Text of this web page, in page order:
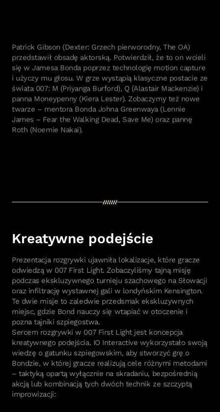
Patrick Gibson (Dexter: Grzech pierworodny, The OA)
przedstawił obsadę aktorską. Potwierdził, że to on wcieli
się w Jamesa Bonda poprzez technologię motion capture
i użyczy mu głosu. W grze wystąpią klasyczne postacie ze
świata 007: M (Priyanga Burford), Q (Alastair Mackenzie) i
panna Moneypenny (Kiera Lester). Zobaczymy też nowe
twarze – mentora Bonda Johna Greenwaya (Lennie
James – Fear the Walking Dead, Save Me) oraz pannę
Roth (Noemie Nakai).
Prezentacja rozgrywki ujawniła lokalizacje, które gracze
odwiedzą w 007 First Light. Zobaczyliśmy tajną misję
podczas ekskluzywnego turnieju szachowego na Słowacji
oraz infiltrację wystawnej gali w londyńskim Kensington.
Te dwie misje to zaledwie przedsmak ekskluzywnych
miejsc, gdzie Bond nauczy się wtapiać w otoczenie i
pozna tajniki szpiegostwa.
Sercem rozgrywki w 007 First Light jest koncepcja
kreatywnego podejścia. IO Interactive wykorzystało swoją
wiedzę o gatunku szpiegowskim, aby stworzyć grę o
Bondzie, w której gracze realizują cele różnymi metodami
– taktyką opartą wyłącznie na skradaniu, bezpośrednią
akcją lub kombinacją tych dwóch technik ze szczyptą
improwizacji: